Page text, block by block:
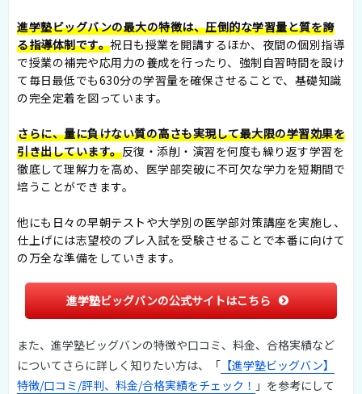
進学塾ビッグバンの最大の特徴は、圧倒的な学習量と質を誇
る指導体制です。祝日も授業を開講するほか、夜間の個別指導
で授業の補完や応用力の養成を行ったり、強制自習時間を設け
て毎日最低でも630分の学習量を確保させることで、基礎知識
の完全定着を図っています。
さらに、量に負けない質の高さも実現して最大限の学習効果を
引き出しています。反復・添削・演習を何度も繰り返す学習を
徹底して理解力を高め、医学部突破に不可欠な学力を短期間で
培うことができます。
他にも日々の早朝テストや大学別の医学部対策講座を実施し、
仕上げには志望校のプレ入試を受験させることで本番に向けて
の万全な準備をしていきます。
進学塾ビッグバンの公式サイトはこちら
また、進学塾ビッグバンの特徴や口コミ、料金、合格実績など
についてさらに詳しく知りたい方は、「 【進学塾ビッグバン】
特徴/口コミ/評判、料金/合格実績をチェック！ 」を参考にして